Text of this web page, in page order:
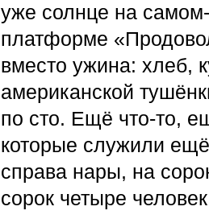
уже солнце на
платформе
вместо ужина: хлеб,
американской
по сто. Ещё что-то,
которые служили
справа нары, на
сорок четыре